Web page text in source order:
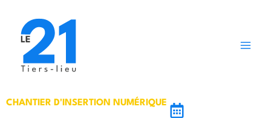
contenu
CHANTIER D'INSERTION NUMÉRIQUE